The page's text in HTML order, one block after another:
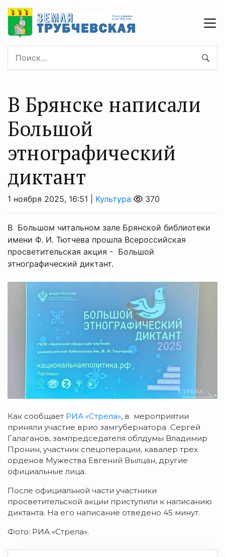
В Брянске написали
Большой
этнографический
диктант
1 ноября 2025, 16:51 | Культура 370
В Большом читальном зале Брянской библиотеки
имени Ф. И. Тютчева прошла Всероссийская
просветительская акция - Большой
этнографический диктант.
Как сообщает РИА «Стрела», в мероприятии
приняли участие врио замгубернатора Сергей
Галаганов, зампредседателя облдумы Владимир
Пронин, участник спецоперации, кавалер трех
орденов Мужества Евгений Вылцан, другие
официальные лица.
После официальной части участники
просветительской акции приступили к написанию
диктанта. На его написание отведено 45 минут.
Фото: РИА «Стрела».